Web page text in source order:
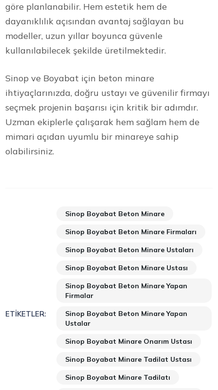
göre planlanabilir. Hem estetik hem de
dayanıklılık açısından avantaj sağlayan bu
modeller, uzun yıllar boyunca güvenle
kullanılabilecek şekilde üretilmektedir.
Sinop ve Boyabat için beton minare
ihtiyaçlarınızda, doğru ustayı ve güvenilir firmayı
seçmek projenin başarısı için kritik bir adımdır.
Uzman ekiplerle çalışarak hem sağlam hem de
mimari açıdan uyumlu bir minareye sahip
olabilirsiniz.
ETIKETLER:
Sinop Boyabat Beton Minare
Sinop Boyabat Beton Minare Firmaları
Sinop Boyabat Beton Minare Ustaları
Sinop Boyabat Beton Minare Ustası
Sinop Boyabat Beton Minare Yapan
Firmalar
Sinop Boyabat Beton Minare Yapan
Ustalar
Sinop Boyabat Minare Onarım Ustası
Sinop Boyabat Minare Tadilat Ustası
Sinop Boyabat Minare Tadilatı